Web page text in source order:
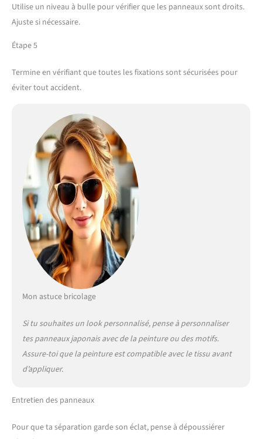
Utilise un niveau à bulle pour vérifier que les panneaux sont droits.
Ajuste si nécessaire.
Étape 5
Termine en vérifiant que toutes les fixations sont sécurisées pour
éviter tout accident.
Mon astuce bricolage
Si tu souhaites un look personnalisé, pense à personnaliser
tes panneaux japonais avec de la peinture ou des motifs.
Assure-toi que la peinture est compatible avec le tissu avant
d’appliquer.
Entretien des panneaux
Pour que ta séparation garde son éclat, pense à dépoussiérer